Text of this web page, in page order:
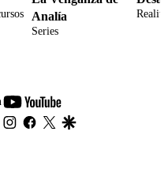
Analía
Series
youtube-
footer
instagram
facebook
twitter